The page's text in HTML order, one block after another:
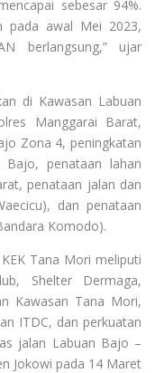
sebesar 94%.
pada awal Mei 2023,
berlangsung,” ujar
di Kawasan Labuan
Manggarai Barat,
Zona 4, peningkatan
penataan lahan
penataan jalan dan
dan penataan
Komodo).
Tana Mori meliputi
Shelter Dermaga,
Kawasan Tana Mori,
ITDC, dan perkuatan
jalan Labuan Bajo –
Jokowi pada 14 Maret